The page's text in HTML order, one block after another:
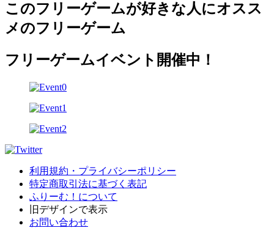
このフリーゲームが好きな人にオスス
メのフリーゲーム
フリーゲームイベント開催中！
利用規約・プライバシーポリシー
特定商取引法に基づく表記
ふりーむ！について
旧デザインで表示
お問い合わせ